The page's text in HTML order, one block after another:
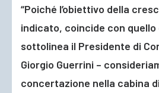
“Poiché l’obiettivo della
indicato, coincide con quello
sottolinea il Presidente di
Giorgio Guerrini –
concertazione nella cabina